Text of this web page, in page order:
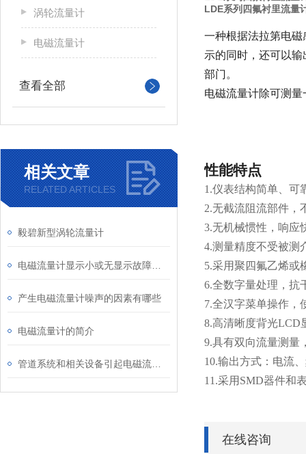
涡轮流量计
电磁流量计
查看全部
相关文章
RELATED ARTICLES
毅碧新型涡轮流量计
产生电磁流量计噪声的因素有哪些
电磁流量计的简介
LDE系列四氟衬里流量
一种根据法拉第电
示的同时，还可以
部门。
电磁流量计除可测
性能特点
1.仪表结构简单、可
2.无截流阻流部件，
3.无机械惯性，响应
4.测量精度不受被测
5.采用聚四氟乙烯或
6.全数字量处理，抗
7.全汉字菜单操作，
8.高清晰度背光LCD
9.具有双向流量测量
10.输出方式：电流
11.采用SMD器件和
在线咨询